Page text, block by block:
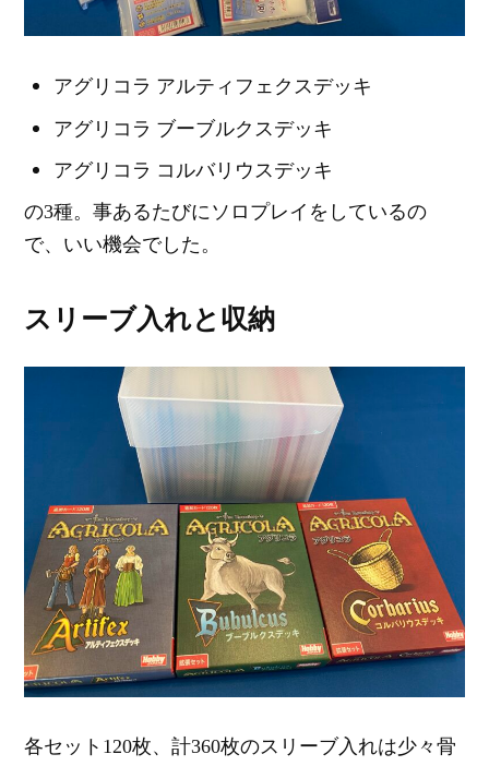
アグリコラ アルティフェクスデッキ
アグリコラ ブーブルクスデッキ
アグリコラ コルバリウスデッキ
の3種。事あるたびにソロプレイをしているの
で、いい機会でした。
スリーブ入れと収納
各セット120枚、計360枚のスリーブ入れは少々骨